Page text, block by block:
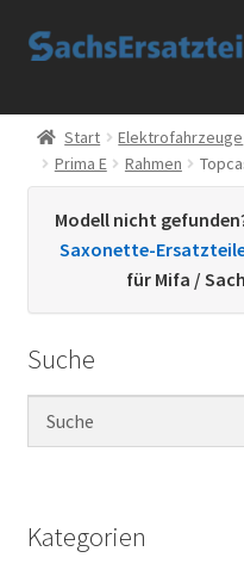
Zur
Zum
Start
AGB
Datenschutzerklärung
Kontakt
Sachs Ersatzteile
Über uns
Start Elektrofahrzeuge
Prima E
Rahmen
Modell nicht
Saxonette-
für Mifa /
Suche
Kategorien